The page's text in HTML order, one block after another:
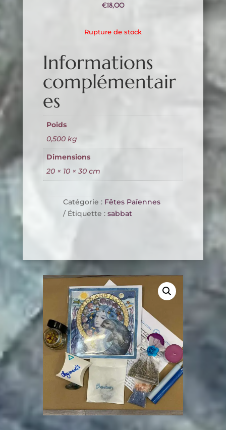
€18,00
Rupture de stock
Informations
complémentair
es
Poids
0,500 kg
Dimensions
20 × 10 × 30 cm
Catégorie : Fêtes Païennes
Étiquette : sabbat